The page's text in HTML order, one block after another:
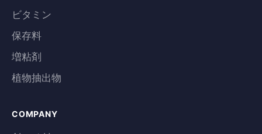
ビタミン
保存料
増粘剤
植物抽出物
COMPANY